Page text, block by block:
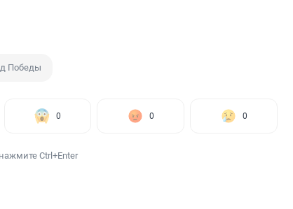
Победы
0 0 0
Ctrl+Enter